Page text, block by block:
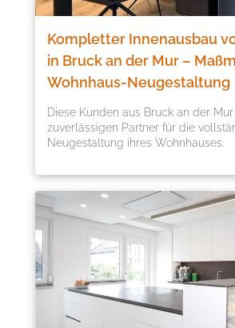
Kompletter Innenausbau
in Bruck an der Mur –
Wohnhaus-Neugestaltung
Diese Kunden aus Bruck an der
zuverlässigen Partner für die
Neugestaltung ihres Wohnhauses.